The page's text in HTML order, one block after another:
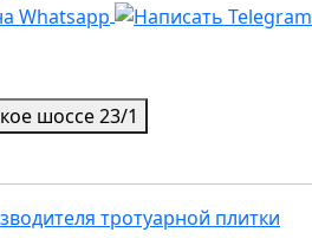
шоссе 23/1
страницу